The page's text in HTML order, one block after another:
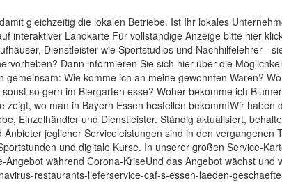
gleichzeitig die lokalen Betriebe. Ist Ihr lokales
interaktiver Landkarte Für vollständige Anzeige bitte hier
Dienstleister wie Sportstudios und Nachhilfelehrer -
Dann informieren Sie sich hier über die
Wie komme ich an meine gewohnten Waren?
so gern im Biergarten esse? Woher bekomme ich
wo man in Bayern Essen bestellen bekommtWir
Einzelhändler und Dienstleister. Ständig aktualisiert,
jeglicher Serviceleistungen sind in den
und digitale Kurse. In unserer großen Service-
während Corona-KriseUnd das Angebot wächst
restaurants-lieferservice-caf-s-essen-laeden-